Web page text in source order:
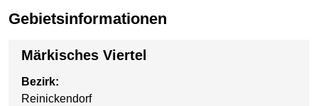
Gebietsinformationen
Märkisches Viertel
Bezirk:
Reinickendorf